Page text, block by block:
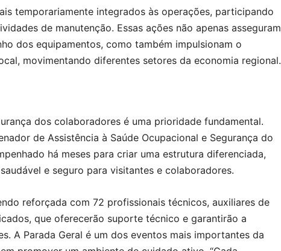
temporariamente integrados às operações, participando
de manutenção. Essas ações não apenas asseguram
dos equipamentos, como também impulsionam o
movimentando diferentes setores da economia regional.
dos colaboradores é uma prioridade fundamental.
de Assistência à Saúde Ocupacional e Segurança do
há meses para criar uma estrutura diferenciada,
e seguro para visitantes e colaboradores.
reforçada com 72 profissionais técnicos, auxiliares de
que oferecerão suporte técnico e garantirão a
A Parada Geral é um dos eventos mais importantes da